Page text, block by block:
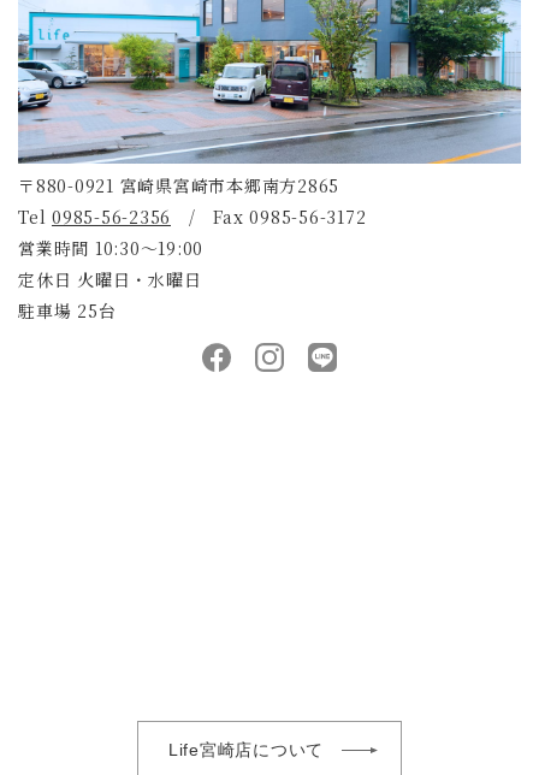
〒880-0921 宮崎県宮崎市本郷南方2865
Tel 0985-56-2356 / Fax 0985-56-3172
営業時間 10:30～19:00
定休日 火曜日・水曜日
駐車場 25台
Life宮崎店について